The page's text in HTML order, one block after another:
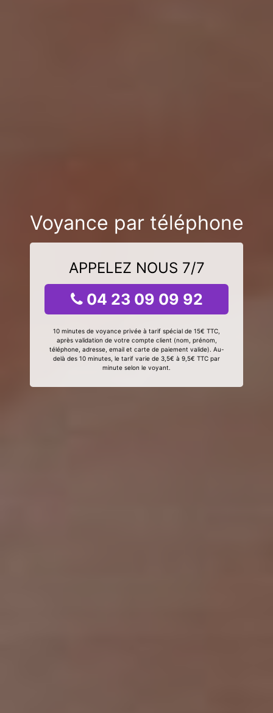
Voyance par téléphone
APPELEZ NOUS 7/7
04 23 09 09 92
10 minutes de voyance privée à tarif spécial de 15€ TTC,
après validation de votre compte client (nom, prénom,
téléphone, adresse, email et carte de paiement valide). Au-
delà des 10 minutes, le tarif varie de 3,5€ à 9,5€ TTC par
minute selon le voyant.